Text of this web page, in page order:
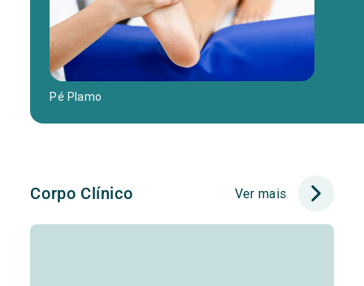
Pé Plamo
Corpo Clínico Ver mais